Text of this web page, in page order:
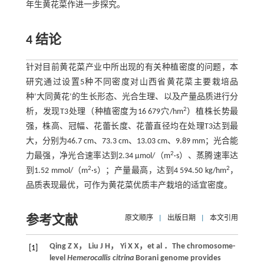
年生黄花菜作进一步探究。
4 结论
针对目前黄花菜产业中所出现的有关种植密度的问题，本
研究通过设置5种不同密度对山西省黄花菜主要栽培品
种‘大同黄花’的生长形态、光合生理、以及产量品质进行分
析，发现T3处理（种植密度为16 679穴/hm2）植株长势最
强，株高、冠幅、花蕾长度、花蕾直径均在处理T3达到最
大，分别为46.7 cm、73.3 cm、13.03 cm、9.89 mm；光合能
力最强，净光合速率达到2.34 μmol/（m2·s）、蒸腾速率达
到1.52 mmol/（m2·s）；产量最高，达到4 594.50 kg/hm2 ，
品质表现最优，可作为黄花菜优质丰产栽培的适宜密度。
参考文献 原文顺序 出版日期 本文引用
[1] Qing Z X， Liu J H ， Yi X X， et al．The chromosome-
level Hemerocallis citrinaBorani genome provides